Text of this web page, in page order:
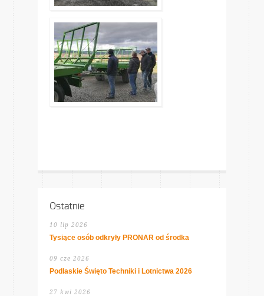
Ostatnie
10 lip 2026
Tysiące osób odkryły PRONAR od środka
09 cze 2026
Podlaskie Święto Techniki i Lotnictwa 2026
27 kwi 2026